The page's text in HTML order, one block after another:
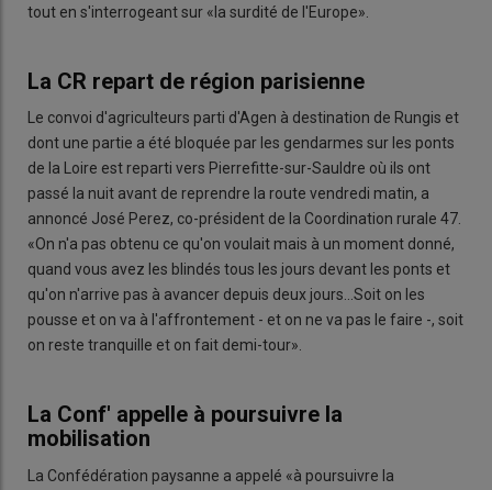
tout en s'interrogeant sur «la surdité de l'Europe».
La CR repart de région parisienne
Le convoi d'agriculteurs parti d'Agen à destination de Rungis et
dont une partie a été bloquée par les gendarmes sur les ponts
de la Loire est reparti vers Pierrefitte-sur-Sauldre où ils ont
passé la nuit avant de reprendre la route vendredi matin, a
annoncé José Perez, co-président de la Coordination rurale 47.
«On n'a pas obtenu ce qu'on voulait mais à un moment donné,
quand vous avez les blindés tous les jours devant les ponts et
qu'on n'arrive pas à avancer depuis deux jours...Soit on les
pousse et on va à l'affrontement - et on ne va pas le faire -, soit
on reste tranquille et on fait demi-tour».
La Conf' appelle à poursuivre la
mobilisation
La Confédération paysanne a appelé «à poursuivre la